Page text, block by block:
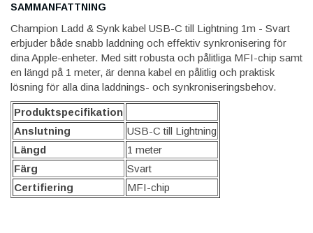
SAMMANFATTNING
Champion Ladd & Synk kabel USB-C till Lightning 1m - Svart
erbjuder både snabb laddning och effektiv synkronisering för
dina Apple-enheter. Med sitt robusta och pålitliga MFI-chip samt
en längd på 1 meter, är denna kabel en pålitlig och praktisk
lösning för alla dina laddnings- och synkroniseringsbehov.
Produktspecifikation
Anslutning
USB-C till Lightning
Längd
1 meter
Färg
Svart
Certifiering
MFI-chip